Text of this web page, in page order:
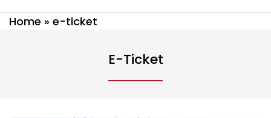
Home » e-ticket
E-Ticket